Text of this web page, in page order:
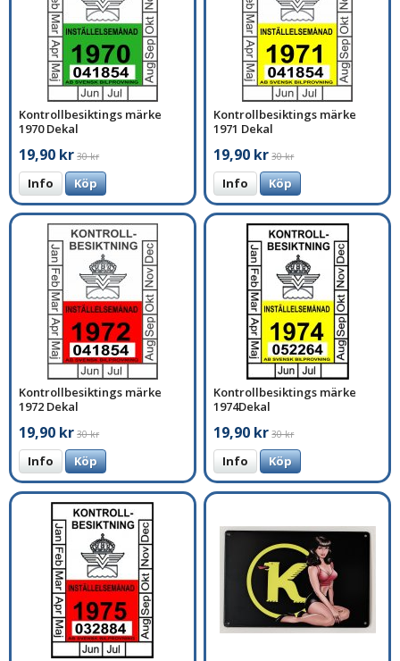
Kontrollbesiktings märke
1970 Dekal
19,90 kr 30 kr
Info Köp
Kontrollbesiktings märke
1971 Dekal
19,90 kr 30 kr
Info Köp
Kontrollbesiktings märke
1972 Dekal
19,90 kr 30 kr
Info Köp
Kontrollbesiktings märke
1974Dekal
19,90 kr 30 kr
Info Köp